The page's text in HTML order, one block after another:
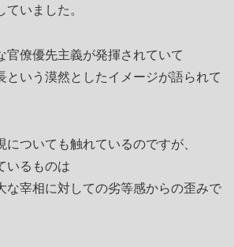
ていました。
官僚優先主義が発揮されていて
という漠然としたイメージが語られて
についても触れているのですが、
いるものは
な宰相に対しての劣等感からの歪みで